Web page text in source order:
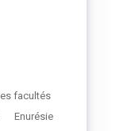
facultés
Enurésie